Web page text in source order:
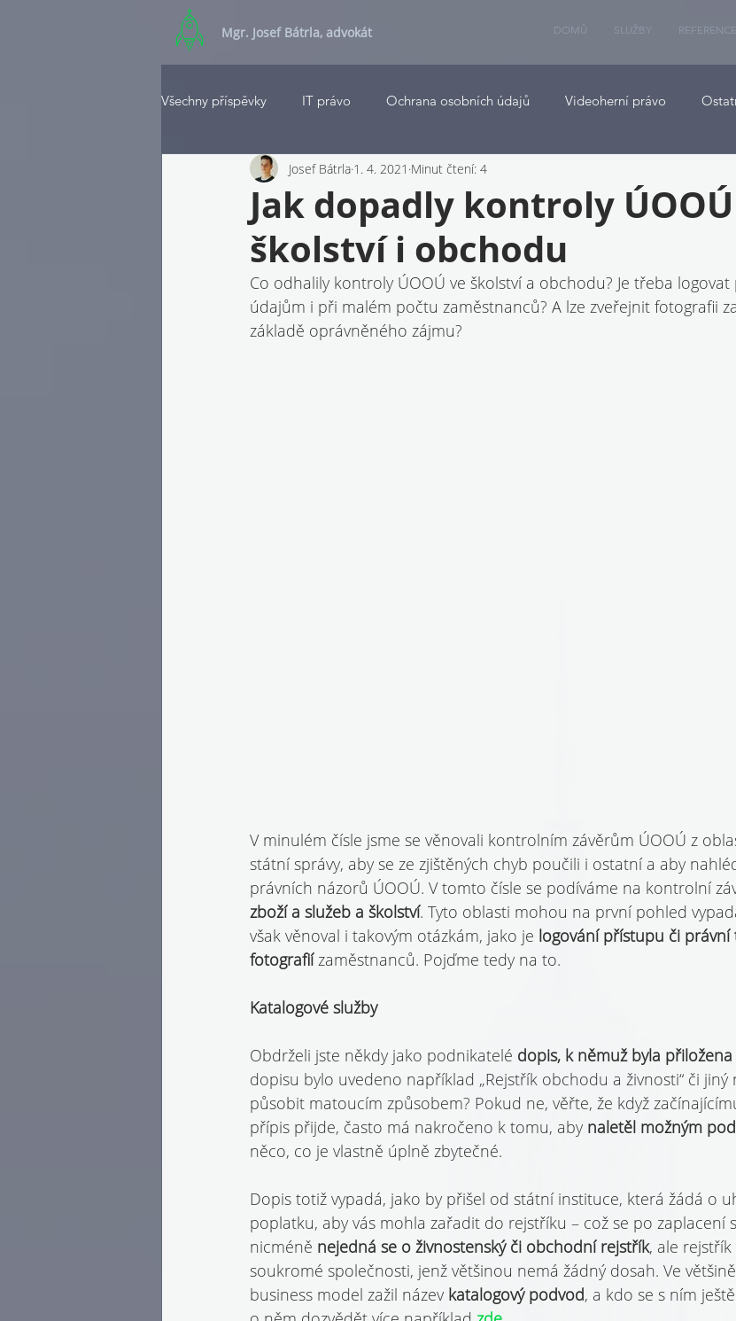
Mgr. Josef Bátrla, advokát DOMŮ SLUŽBY REFERENCE
Všechny příspěvky IT právo Ochrana osobních údajů Videoherní právo
Jak dopadly kontroly
školství i obchodu
Josef Bátrla 1. 4. 2021 Minut čtení: 4
Co odhalily kontroly ÚOOÚ ve školství a obchodu? Je třeba
údajům i při malém počtu zaměstnanců? A lze zveřejnit fotografii
základě oprávněného zájmu?
V minulém čísle jsme se věnovali kontrolním závěrům ÚOOÚ z
státní správy, aby se ze zjištěných chyb poučili i ostatní a aby
právních názorů ÚOOÚ. V tomto čísle se podíváme na kontrolní
zboží a služeb a školství. Tyto oblasti mohou na první pohled
však věnoval i takovým otázkám, jako je logování přístupu či
fotografií zaměstnanců. Pojďme tedy na to.
Katalogové služby
Obdrželi jste někdy jako podnikatelé dopis, k němuž byla přiložena
dopisu bylo uvedeno například „Rejstřík obchodu a živnosti“ či jiný
působit matoucím způsobem? Pokud ne, věřte, že když
přípis přijde, často má nakročeno k tomu, aby naletěl možným
něco, co je vlastně úplně zbytečné.
Dopis totiž vypadá, jako by přišel od státní instituce, která žádá o
poplatku, aby vás mohla zařadit do rejstříku – což se po zaplacení
nicméně nejedná se o živnostenský či obchodní rejstřík, ale
soukromé společnosti, jenž většinou nemá žádný dosah. Ve
business model zažil název katalogový podvod, a kdo se s ním